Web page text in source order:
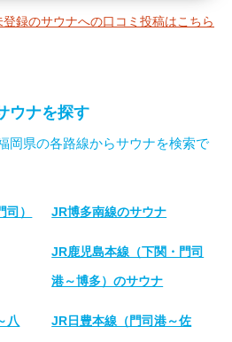
登録のサウナへの口コミ投稿はこちら
ウナを探す
岡県の各路線からサウナを検索で
） JR博多南線のサウナ
JR鹿児島本線（下関・門司
港～博多）のサウナ
八 JR日豊本線（門司港～佐